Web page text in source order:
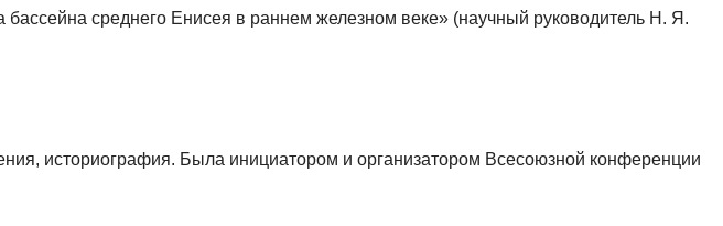
среднего Енисея в раннем железном веке» (научный руководитель Н. Я.
историография. Была инициатором и организатором Всесоюзной конференции